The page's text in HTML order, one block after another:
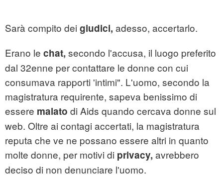
Sarà compito dei giudici, adesso, accertarlo.
Erano le chat, secondo l'accusa, il luogo preferito
dal 32enne per contattare le donne con cui
consumava rapporti 'intimi". L'uomo, secondo la
magistratura requirente, sapeva benissimo di
essere malato di Aids quando cercava donne sul
web. Oltre ai contagi accertati, la magistratura
reputa che ve ne possano essere altri in quanto
molte donne, per motivi di privacy, avrebbero
deciso di non denunciare l'uomo.